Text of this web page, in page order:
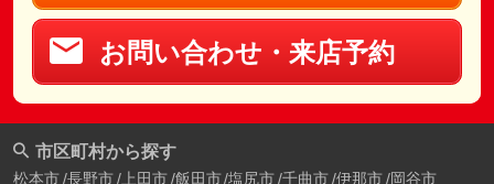
お問い合わせ・来店予約
市区町村から探す
松本市 長野市 上田市 飯田市 塩尻市 千曲市 伊那市 岡谷市